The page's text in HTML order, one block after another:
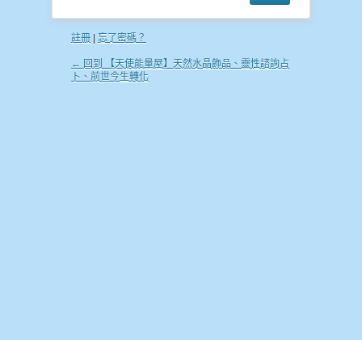
註冊 忘了密碼？
← 回到 【天使能量屋】天然水晶飾品、靈性諮詢占
卜、前世今生轉化